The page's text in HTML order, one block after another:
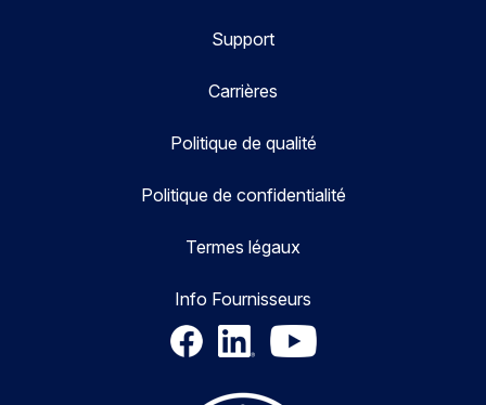
Support
Carrières
Politique de qualité
Politique de confidentialité
Termes légaux
Info Fournisseurs